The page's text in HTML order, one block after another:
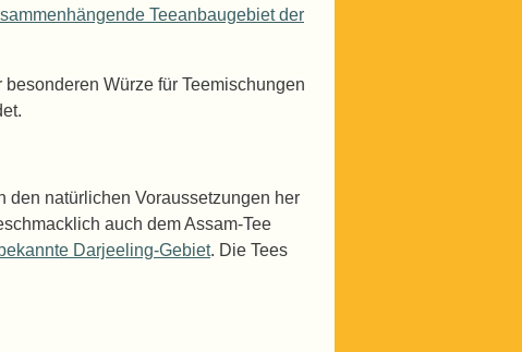
Teeanbaugebiet der
Würze für Teemischungen
den natürlichen Voraussetzungen her
auch dem Assam-Tee
Darjeeling-Gebiet. Die Tees